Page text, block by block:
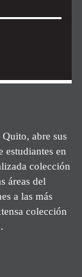
abre sus
estudiantes en
colección
áreas del
a las más
colección